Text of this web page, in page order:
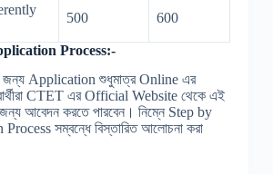
500 600
Process:-
Application শুধুমাত্র Online এর
CTET এর Official Website থেকে এই
আবেদন করতে পারবেন। নিম্নে Step by
সম্বন্ধে বিস্তারিত আলোচনা করা